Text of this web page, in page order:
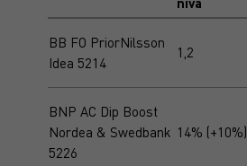
BB FO PriorNilsson
Idea 5214
1,2
BNP AC Dip Boost
Nordea & Swedbank
5226
14% (+10%)